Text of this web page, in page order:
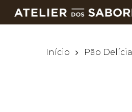
Skip
Início Pão Delícia